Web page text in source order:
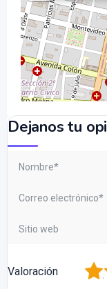
Dejanos tu
Valoración 2